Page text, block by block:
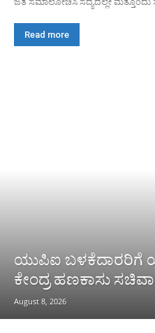
Read more
ಯುಪಿಐ ಬಳಕೆದಾರರಿಗೆ
ಕೇಂದ್ರ ಹಣಕಾಸು
August 8, 2026